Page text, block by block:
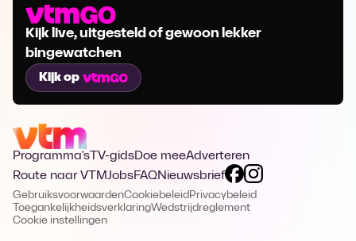
Kijk live, uitgesteld of gewoon lekker
bingewatchen
Kijk op
Programma's TV-gidsDoe meeAdverteren
Route naar VTMJobsFAQNieuwsbrief
GebruiksvoorwaardenCookiebeleid Privacybeleid
ToegankelijkheidsverklaringWedstrijdreglement
Cookie instellingen